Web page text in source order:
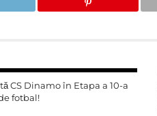
CS Dinamo în Etapa a 10-a
fotbal!